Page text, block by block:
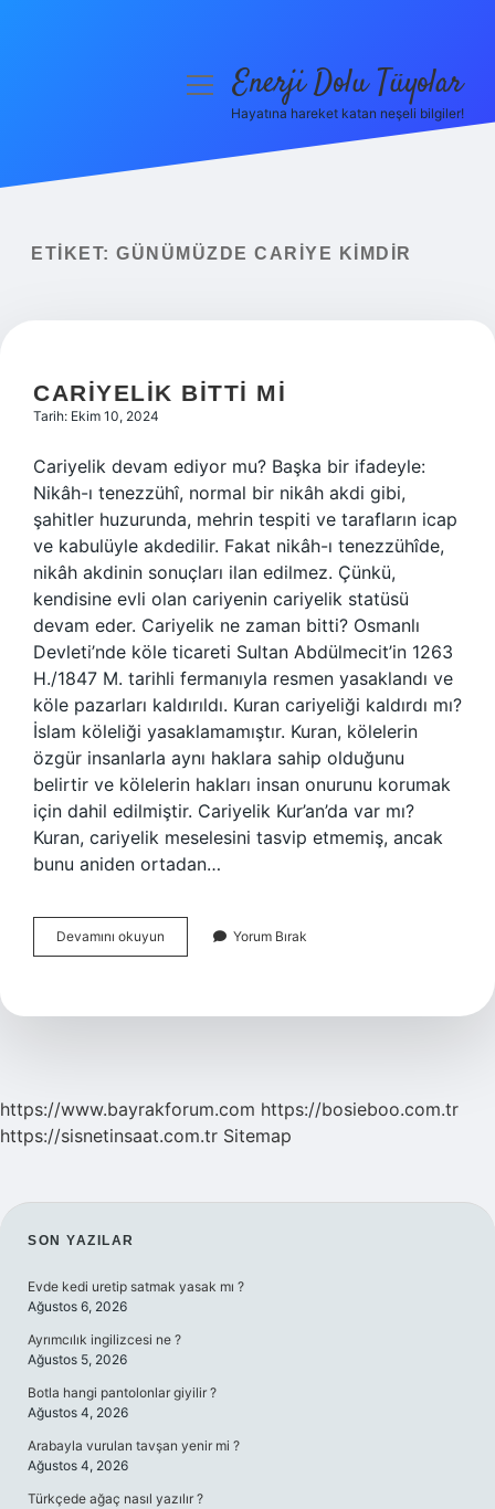
Yasal Uyarı
menüyüEnerji Dolu Tüyolar
Hayatına hareket katan neşeli bilgiler!
ETIKET: GÜNÜMÜZDE CARIYE KIMDIR
CARIYELIK BITTI MI
Tarih: Ekim 10, 2024
Cariyelik devam ediyor mu? Başka bir ifadeyle:
Nikâh-ı tenezzühî, normal bir nikâh akdi gibi,
şahitler huzurunda, mehrin tespiti ve tarafların icap
ve kabulüyle akdedilir. Fakat nikâh-ı tenezzühîde,
nikâh akdinin sonuçları ilan edilmez. Çünkü,
kendisine evli olan cariyenin cariyelik statüsü
devam eder. Cariyelik ne zaman bitti? Osmanlı
Devleti’nde köle ticareti Sultan Abdülmecit’in 1263
H./1847 M. tarihli fermanıyla resmen yasaklandı ve
köle pazarları kaldırıldı. Kuran cariyeliği kaldırdı mı?
İslam köleliği yasaklamamıştır. Kuran, kölelerin
özgür insanlarla aynı haklara sahip olduğunu
belirtir ve kölelerin hakları insan onurunu korumak
için dahil edilmiştir. Cariyelik Kur’an’da var mı?
Kuran, cariyelik meselesini tasvip etmemiş, ancak
bunu aniden ortadan…
Devamını okuyun Cariyelik
Bitti
Yorum Bırak
https://www.bayrakforum.com https://bosieboo.com.tr
https://sisnetinsaat.com.tr Sitemap
SIDEBAR
SON YAZILAR
Evde kedi uretip satmak yasak mı ?
Ağustos 6, 2026
Ayrımcılık ingilizcesi ne ?
Ağustos 5, 2026
Botla hangi pantolonlar giyilir ?
Ağustos 4, 2026
Arabayla vurulan tavşan yenir mi ?
Ağustos 4, 2026
Türkçede ağaç nasıl yazılır ?